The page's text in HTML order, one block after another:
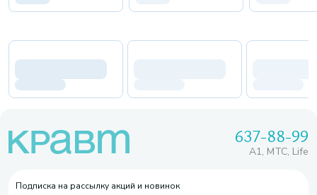
637-88-99
A1, МТС, Life
Подписка на рассылку акций и новинок